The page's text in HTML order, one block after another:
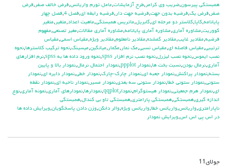
همبستگي پيرسون,ضريب وي كرامر ,طرح آزمايشات,عامل تورم واريانس,فرض خالف صفر ,فرض
صفر ,فرض يك,فرضيه بدون جهت,فرضيه جهت دار ,فرضيه رابطه اي,فصل 4 ,فصل چهار
پايانامه,كاپا,كلاستر دو مرحله اي,گابريل,ماتريس همبستگي,ماهيت اعداد,متغير ,متغير
كووريت,مشاوره آماري,مشاوره آماري پايانامه,مشاوره آماري مقالات,مغير تصنعي,مفهوم
فرضيه,مقادير غايب,مقادير گمشده,مقادير نامعلوم,مقادير ويژه,مقياس اسمي,مقياس
ترتيبي,مقياس فاصله اي,مقياس نسبي,مك نمار ,مكمار ,ميانگين,ميسينگ,نحوه تركيب كلاسترها,نحوه
نصب ايموس,نحوه نصب ليزرل,نحوه نصب نرم افزار spss ,نحوه ورود داده ها به spss ,نرم افزارهاي
آماري,نرمال بودن,نسبت بخت ها,نمودار ppplot ,نمودار احتمال نرمال,نمودار بالا و پايين
بسته,نمودار پراكنش,نمودار جعبه اي,نمودار چارك-چارك,نمودار خطي,نمودار دايره اي,نمودار
ستوني,نمودار ستوني خطا,نمودار ستوني سه بعدي,نمودار مسير ,نمودار ناحيه اي,نمودار نقطه
اي,نمودار هرم جمعيتي,نمودار هيستوگرام,نمودارqqplot ,نمودارها,نمودارهاي آماري,نمونه آماري,نوع
اندازه گيري,همبستگي,همبستگي پارامتري,همبستگي تاو بي کندال,همبستگي
ناپارامتري,واريانس,واريانس خطا,واريانس ويژه,والر دانكن,وزن دادن پاسخگويان,ويرايش داده ها
در اس پي اس اس,ويرايش نمودار
جولای11